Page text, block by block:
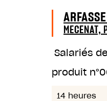
MECENAT,
Salariés
produit n°
14 heures